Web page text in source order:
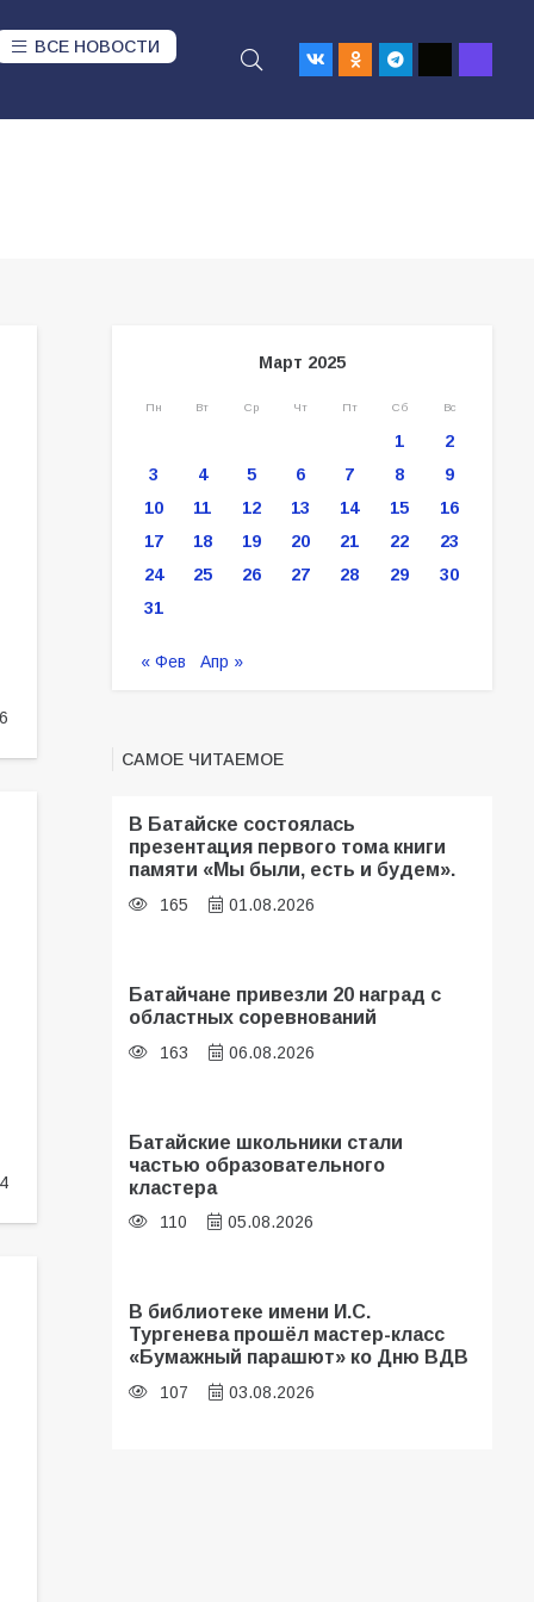
ВСЕ НОВОСТИ
Март 2025
Пн Вт Ср Чт Пт Сб Вс
1
2
3
4 5 6 7 8
9
10
11 12 13 14 15
16
17
18 19 20 21 22
23
24
25 26 27 28 29
30
31
« Фев Апр »
САМОЕ ЧИТАЕМОЕ
В Батайске состоялась
презентация первого тома книги
памяти «Мы были, есть и будем».
165 01.08.2026
Батайчане привезли 20 наград с
областных соревнований
163 06.08.2026
Батайские школьники стали
частью образовательного
кластера
110 05.08.2026
В библиотеке имени И.С.
Тургенева прошёл мастер-класс
«Бумажный парашют» ко Дню ВДВ
107 03.08.2026